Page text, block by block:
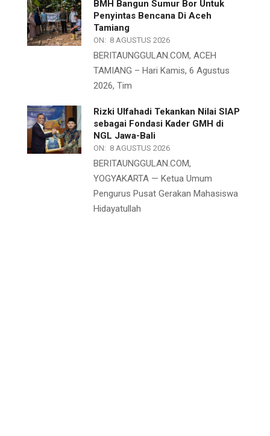
BMH Bangun Sumur Bor Untuk
Penyintas Bencana Di Aceh
Tamiang
ON: 8 AGUSTUS 2026
BERITAUNGGULAN.COM, ACEH
TAMIANG – Hari Kamis, 6 Agustus
2026, Tim
Rizki Ulfahadi Tekankan Nilai SIAP
sebagai Fondasi Kader GMH di
NGL Jawa-Bali
ON: 8 AGUSTUS 2026
BERITAUNGGULAN.COM,
YOGYAKARTA — Ketua Umum
Pengurus Pusat Gerakan Mahasiswa
Hidayatullah